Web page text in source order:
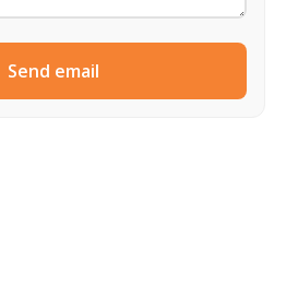
Send email